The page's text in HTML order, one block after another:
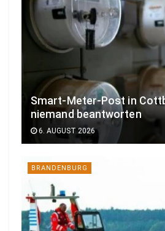
Smart-Meter-Post in
niemand beantworten
6. AUGUST 2026
BRANDENBURG